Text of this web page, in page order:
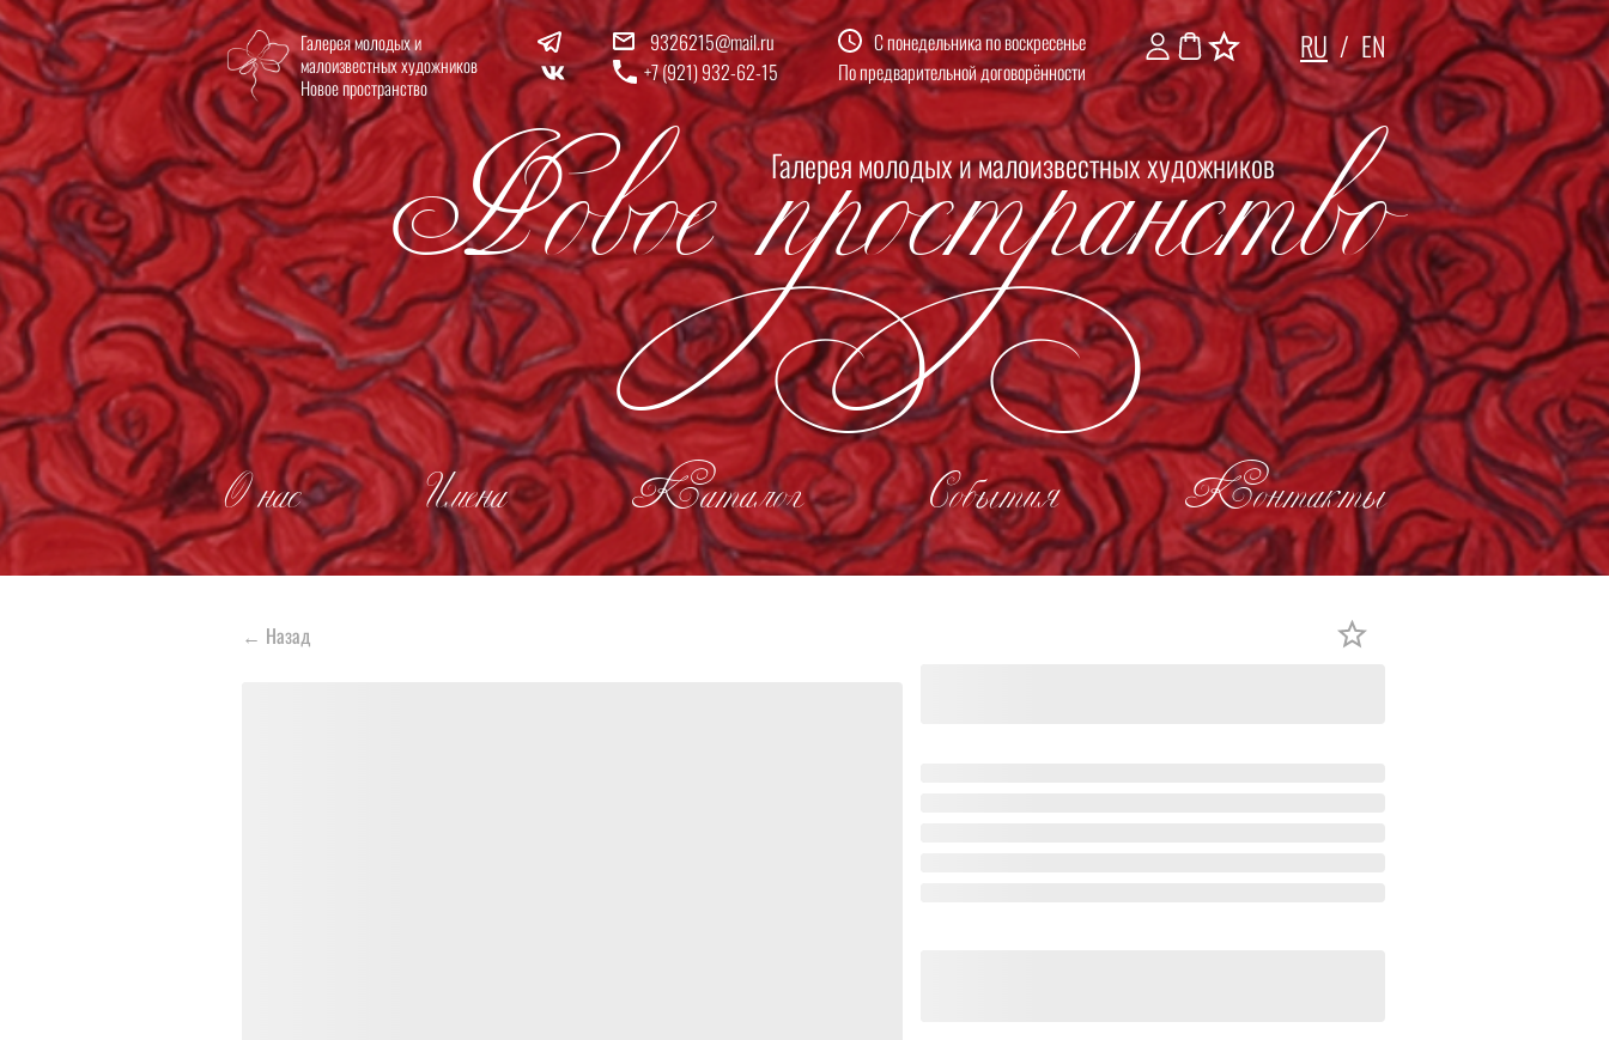
Галерея молодых и
малоизвестных художников
Новое пространство
9326215@mail.ru
+7 (921) 932-62-15
С понедельника по воскресенье
По предварительной договорённости
RU / EN
Галерея молодых и малоизвестных художников
Новое пространство
О нас Имена Каталог События Контакты
← Назад